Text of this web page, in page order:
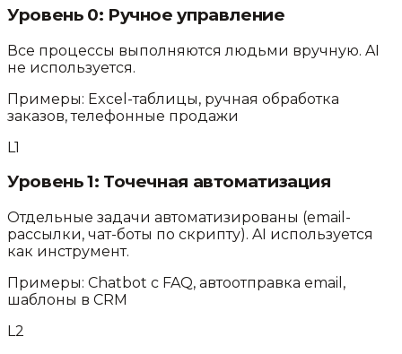
Уровень 0: Ручное управление
Все процессы выполняются людьми вручную. AI
не используется.
Примеры: Excel-таблицы, ручная обработка
заказов, телефонные продажи
L 1
Уровень1: Точечная автоматизация
Отдельные задачи автоматизированы (email-
рассылки, чат-боты по скрипту). AI используется
как инструмент.
Примеры: Chatbot с FAQ, автоотправка email,
шаблоны в CRM
L2